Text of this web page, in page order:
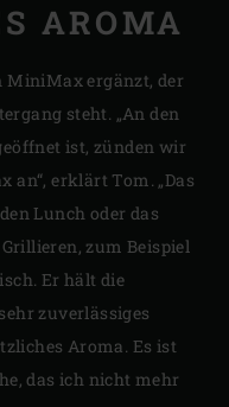
AROMA
MiniMax ergänzt, der
steht. „An den
ist, zünden wir
erklärt Tom. „Das
Lunch oder das
zum Beispiel
Er hält die
zuverlässiges
Aroma. Es ist
das ich nicht mehr